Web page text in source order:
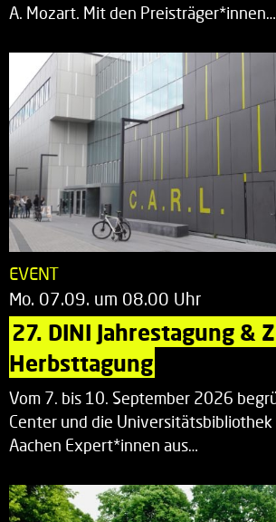
A. Mozart. Mit den Preisträger*innen…
EVENT
Mo. 07.09. um 08.00 Uhr
27. DINI Jahrestagung &
Herbsttagung
Vom 7. bis 10. September 2026
Center und die Universitätsbibliothek
Aachen Expert*innen aus…